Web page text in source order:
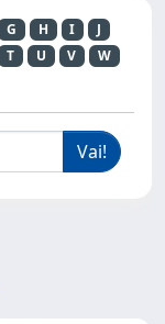
G H I
J
T U V
W